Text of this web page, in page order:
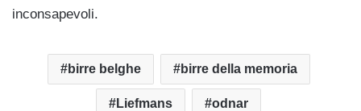
inconsapevoli.
birre belghe birre della memoria
Liefmans odnar